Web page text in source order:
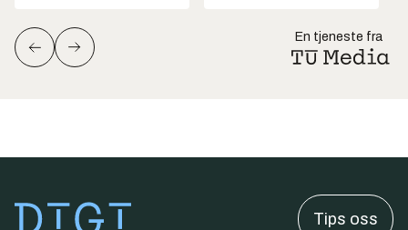
En tjeneste fra
Tips oss